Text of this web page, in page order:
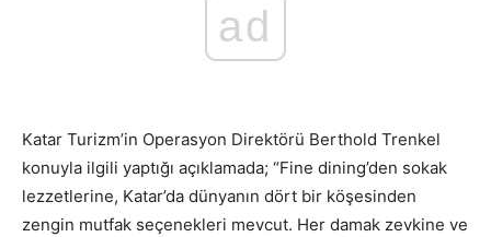
ad
Katar Turizm’in Operasyon Direktörü Berthold Trenkel
konuyla ilgili yaptığı açıklamada; “Fine dining’den sokak
lezzetlerine, Katar’da dünyanın dört bir köşesinden
zengin mutfak seçenekleri mevcut. Her damak zevkine ve